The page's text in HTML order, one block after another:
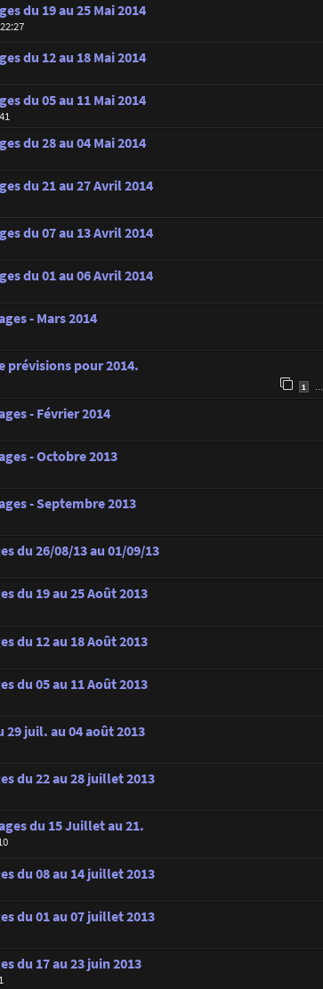
du 19 au 25 Mai 2014
du 12 au 18 Mai 2014
du 05 au 11 Mai 2014
du 28 au 04 Mai 2014
du 21 au 27 Avril 2014
du 07 au 13 Avril 2014
du 01 au 06 Avril 2014
- Mars 2014
prévisions pour 2014.
1
- Février 2014
- Octobre 2013
- Septembre 2013
du 26/08/13 au 01/09/13
du 19 au 25 Août 2013
du 12 au 18 Août 2013
du 05 au 11 Août 2013
29 juil. au 04 août 2013
du 22 au 28 juillet 2013
du 15 Juillet au 21.
du 08 au 14 juillet 2013
du 01 au 07 juillet 2013
du 17 au 23 juin 2013